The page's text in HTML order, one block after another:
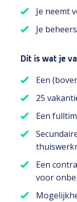
Je neemt
Je
Dit is wat je
Een
25
Een
Een
voor